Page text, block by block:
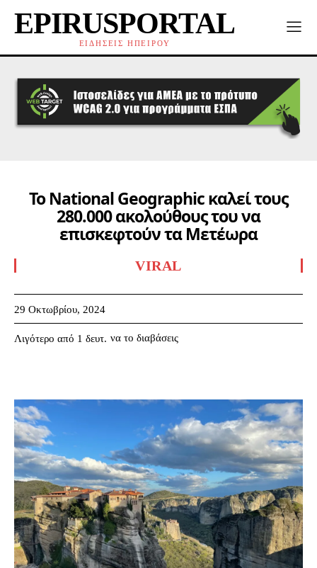
EPIRUSPORTAL
ΕΙΔΗΣΕΙΣ ΗΠΕΙΡΟΥ
Το National Geographic καλεί τους
280.000 ακολούθους του να
επισκεφτούν τα Μετέωρα
VIRAL
29 Οκτωβρίου, 2024
Λιγότερο από 1 δευτ. να το διαβάσεις